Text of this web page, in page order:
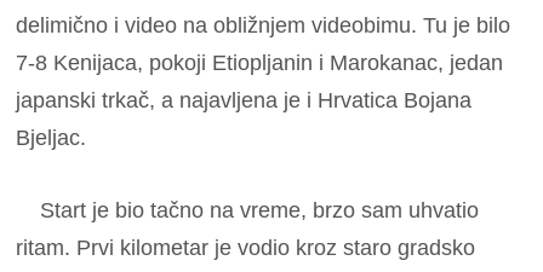
delimično i video na obližnjem videobimu. Tu je bilo
7-8 Kenijaca, pokoji Etiopljanin i Marokanac, jedan
japanski trkač, a najavljena je i Hrvatica Bojana
Bjeljac.
Start je bio tačno na vreme, brzo sam uhvatio
ritam. Prvi kilometar je vodio kroz staro gradsko